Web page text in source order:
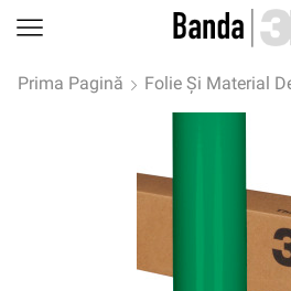
Prima Pagină Folie Și Material